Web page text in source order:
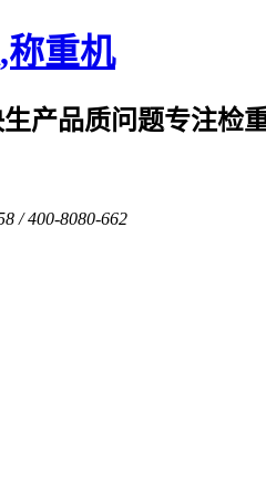
称重机
产品质问题专注检
/ 400-8080-662